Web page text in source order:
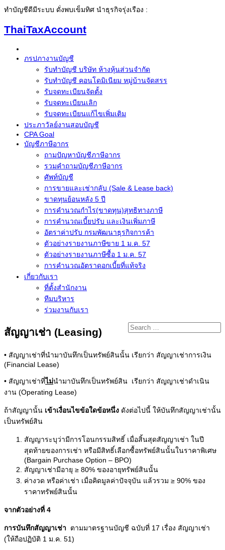
ทำบัญชีดีมีระบบ ดั่งพบเข็มทิศ นำธุรกิจรุ่งเรือง :
ThaiTaxAccount
ภรปภางานบัญชี
รับทำบัญชี บริษัท ห้างหุ้นส่วนจำกัด
รับทำบัญชี คอนโดมิเนียม หมู่บ้านจัดสรร
รับจดทะเบียนจัดตั้ง
รับจดทะเบียนเลิก
รับจดทะเบียนแก้ไขเพิ่มเติม
ประภาวัลย์งานสอบบัญชี
CPA Goal
บัญชีภาษีอากร
ถามปัญหาบัญชีภาษีอากร
รวมคำถามบัญชีภาษีอากร
ศัพท์บัญชี
การขายและเช่ากลับ (Sale & Lease back)
ขาดทุนย้อนหลัง 5 ปี
การคำนวณกำไร(ขาดทุน)สุทธิทางภาษี
การคำนวณเบี้ยปรับ และเงินเพิ่มภาษี
อัตราค่าปรับ กรมพัฒนาธุรกิจการค้า
ตัวอย่างรายงานภาษีขาย 1 ม.ค. 57
การคำนวณอัตราดอกเบี้ยที่แท้จริง
เกี่ยวกับเรา
ที่ตั้งสำนักงาน
ทีมบริหาร
ร่วมงานกับเรา
สัญญาเช่า (Leasing)
• สัญญาเช่าที่นำมาบันทึกเป็นทรัพย์สินนั้น เรียกว่า สัญญาเช่าการเงิน
(Financial Lease)
• สัญญาเช่าที่ไม่นำมาบันทึกเป็นทรัพย์สิน เรียกว่า สัญญาเช่าดำเนิน
งาน (Operating Lease)
ถ้าสัญญานั้น เข้าเงื่อนไขข้อใดข้อหนึ่ง ดังต่อไปนี้ ให้บันทึกสัญญาเช่านั้น
เป็นทรัพย์สิน
สัญญาระบุว่ามีการโอนกรรมสิทธิ์ เมื่อสิ้นสุดสัญญาเช่า ในปี
สุดท้ายของการเช่า หรือมีสิทธิ์เลือกซื้อทรัพย์สินนั้นในราคาพิเศษ
(Bargain Purchase Option – BPO)
สัญญาเช่ามีอายุ ≥ 80% ของอายุทรัพย์สินนั้น
ค่างวด หรือค่าเช่า เมื่อคิดมูลค่าปัจจุบัน แล้วรวม ≥ 90% ของ
ราคาทรัพย์สินนั้น
จากตัวอย่างที่ 4
การบันทึกสัญญาเช่า ตามมาตรฐานบัญชี ฉบับที่ 17 เรื่อง สัญญาเช่า
(ให้ถือปฏิบัติ 1 ม.ค. 51)